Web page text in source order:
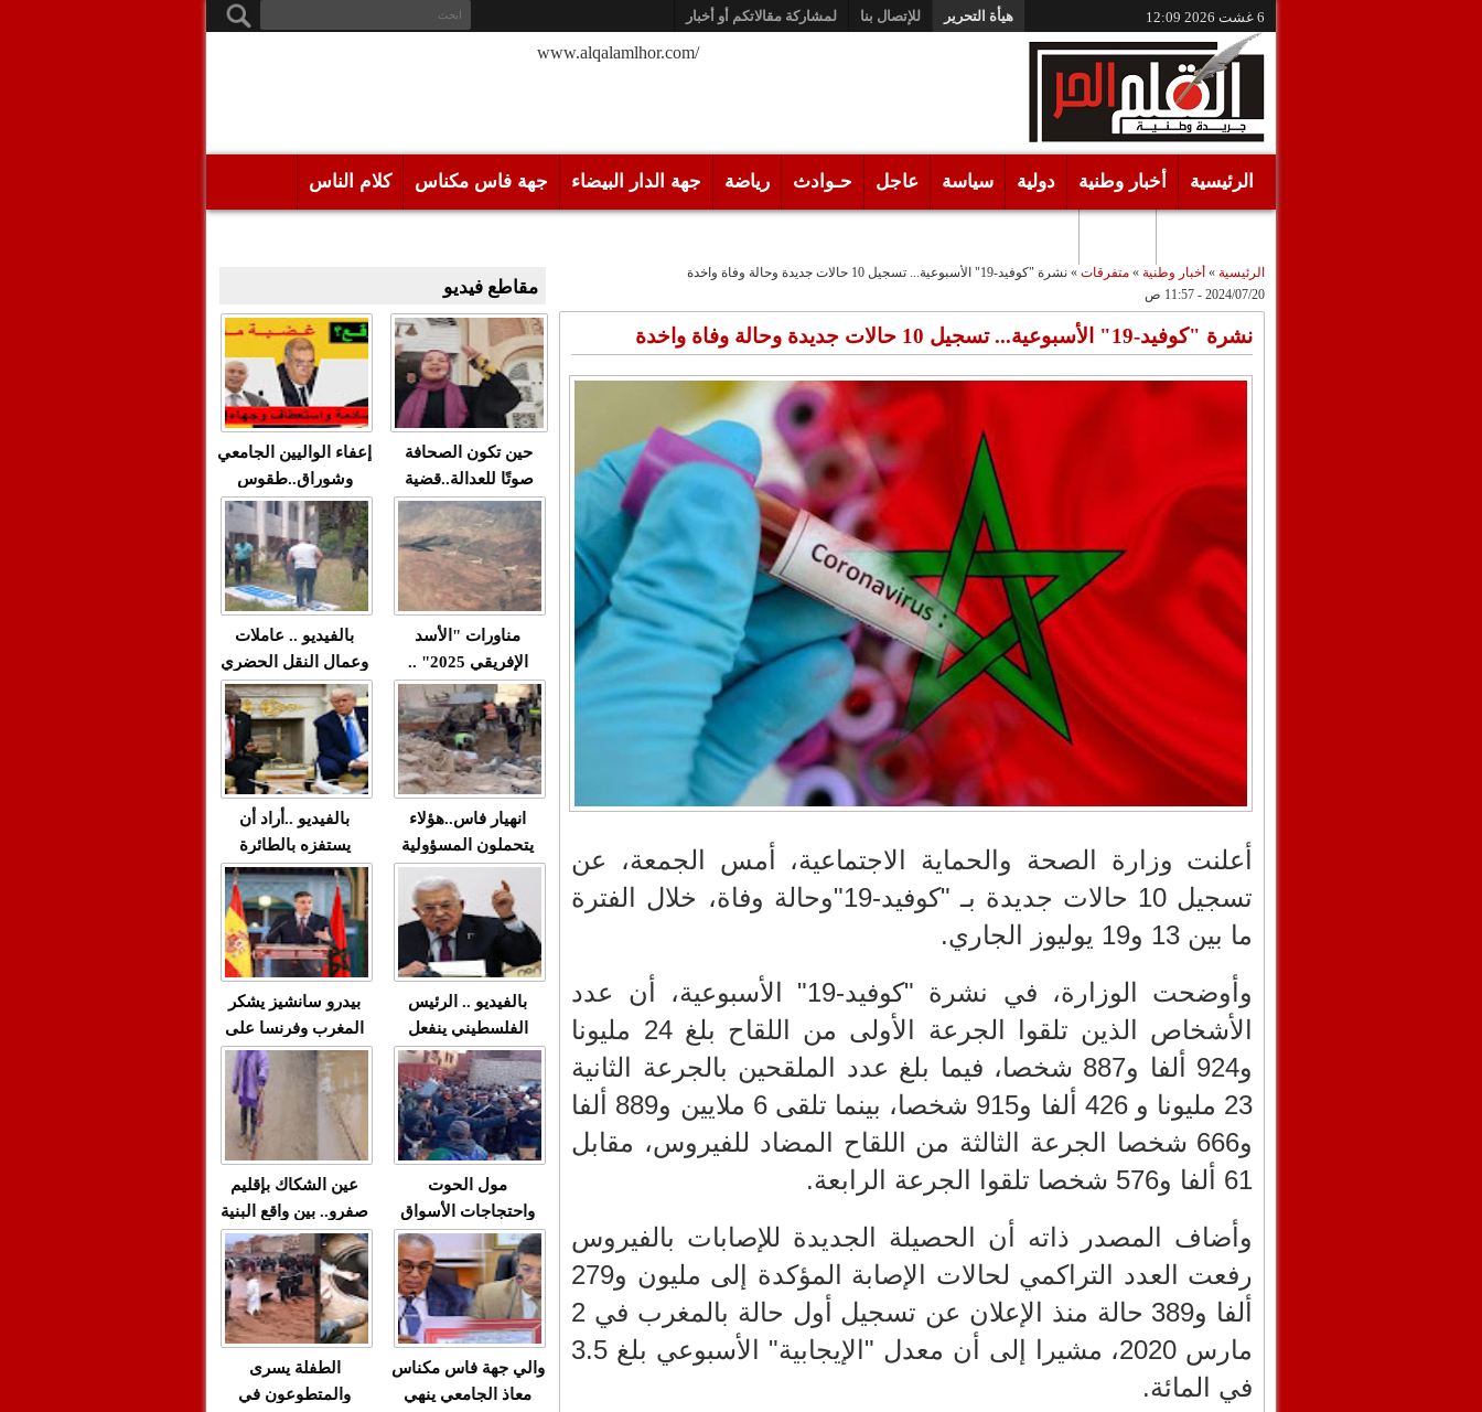
6 غشت 2026 12:09 هيأة التحرير للإتصال بنا لمشاركة مقالاتكم أو أخبار
/www.alqalamlhor.com
الرئيسية أخبار وطنية دولية سياسة عاجل حـوادث رياضة جهة الدار البيضاء جهة فاس مكناس كلام الناس
الرئيسية » أخبار وطنية» متفرقات» نشرة "كوفيد-19" الأسبوعية... تسجيل 10 حالات جديدة وحالة وفاة واخدة
2024/07/20 - 11:57 ص
نشرة "كوفيد-19" الأسبوعية... تسجيل 10 حالات جديدة وحالة وفاة واخدة
أعلنت وزارة الصحة والحماية الاجتماعية، أمس الجمعة، عن
تسجيل 10 حالات جديدة بـ "كوفيد-19"وحالة وفاة، خلال الفترة
ما بين 13 و19 يوليوز الجاري.
وأوضحت الوزارة، في نشرة "كوفيد-19" الأسبوعية، أن عدد
الأشخاص الذين تلقوا الجرعة الأولى من اللقاح بلغ 24 مليونا
و924 ألفا و887 شخصا، فيما بلغ عدد الملقحين بالجرعة الثانية
23 مليونا و 426 ألفا و915 شخصا، بينما تلقى 6 ملايين و889 ألفا
و666 شخصا الجرعة الثالثة من اللقاح المضاد للفيروس، مقابل
61 ألفا و576 شخصا تلقوا الجرعة الرابعة.
وأضاف المصدر ذاته أن الحصيلة الجديدة للإصابات بالفيروس
رفعت العدد التراكمي لحالات الإصابة المؤكدة إلى مليون و279
ألفا و389 حالة منذ الإعلان عن تسجيل أول حالة بالمغرب في 2
مارس 2020، مشيرا إلى أن معدل "الإيجابية" الأسبوعي بلغ 3.5
في المائة.
مقاطع فيديو
حين تكون الصحافة
صوتًا للعدالة..قضية
"مولات 88 غرزة"
مثالا(فيديو)
متابعة حميد طولست
في زمن تزداد فيه
حالات العنف ضد
النساء ويغيب فيه أحيانًا
صدى العدالة في
ردهات الم...
إعفاء الواليين الجامعي
وشوراق..طقوس
صادمة وملتمس
"الوجهاء"؟/ صمت
وزارة الداخلية؟/أين
الوزير التوفيق؟(فيديو)
بالفيديو .. عاملات
وعمال النقل الحضري
بفاس يعبرون عن
ارتياحهم بعد إنهاء عقد
شركة "سيتي باص"
مناورات "الأسد
الإفريقي 2025" ..
شاهد القاذفة النووية
في تدريب مع ثماني
مقاتلات من نوع F-16
تابعة للقوات الجوية
الملكية المغربية
بالفيديو ..أراد أن
يستفزه بالطائرة
القطرية لكن ترامب
فضحه أمام العالم
بالحجة والدليل
انهيار فاس..هؤلاء
يتحملون المسؤولية
ومآسي العمارات
العشوائية مفتوحة
بيدرو سانشيز يشكر
المغرب وفرنسا على
استعادة الكهرباء عقب
انقطاعه في شبه
الجزيرة الإيبيرية
بالفيديو .. الرئيس
الفلسطيني ينفعل
ويهاجم حماس بألفاظ
قاسية على الهواء
عين الشكاك بإقليم
صفرو.. بين واقع البنية
التحتية المهترئة
والحملات الانتخابية
المبكرة(فيديو)
مول الحوت
واحتجاجات الأسواق
الأسبوعية/الاحتقان
الصامت والتراشق
بـ"الصناديق"/أخنوش
يرد بالصمت المريب
الطفلة يسرى
والمتطوعون في
والي جهة فاس مكناس
معاذ الجامعي ينهي